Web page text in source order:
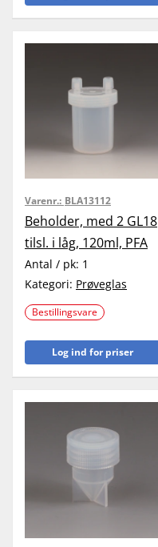
Varenr.: BLA13112
Beholder, med 2 GL18
tilsl. i låg, 120ml, PFA
Antal / pk: 1
Kategori: Prøveglas
Bestillingsvare
Log ind for priser